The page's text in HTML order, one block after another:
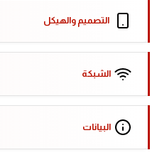
التصميم والهيكل
الشبكة
البيانات